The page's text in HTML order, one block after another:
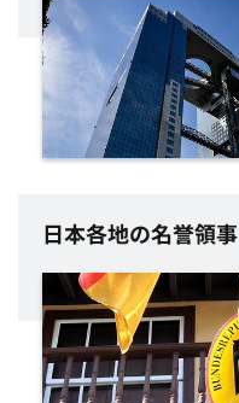
日本各地の名誉領事